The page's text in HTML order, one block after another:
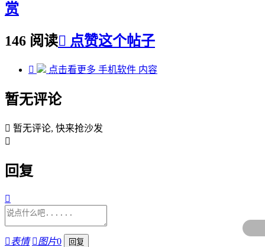
赏
146 阅读 点赞这个帖子
 点击看更多 手机软件 内容
暂无评论
 暂无评论, 快来抢沙发

回复

表情 图片0